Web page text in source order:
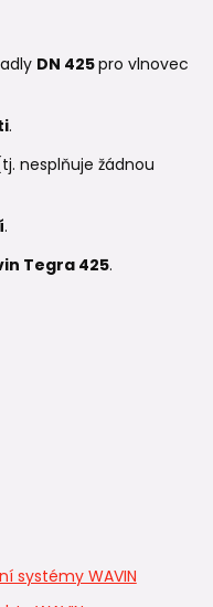
DN 425pro vlnovec
.
nesplňuje žádnou
.
Tegra 425.
systémy WAVIN